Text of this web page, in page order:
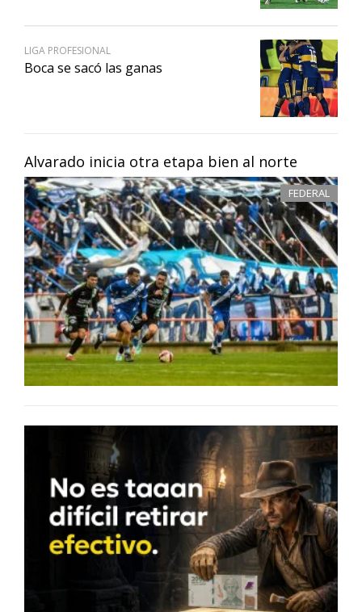
Alvarado inicia otra etapa bien al norte
FEDERAL
LIGA PROFESIONAL
Boca se sacó las ganas